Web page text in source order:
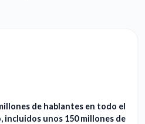
de hablantes en todo el
incluidos unos 150 millones de